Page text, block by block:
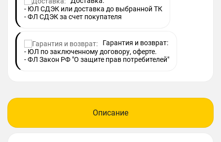
- ЮЛ СДЭК или доставка до выбранной ТК
- ФЛ СДЭК за счет покупателя
Гарантия и возврат:
- ЮЛ по заключенному договору, оферте.
- ФЛ Закон РФ "О защите прав потребителей"
Описание